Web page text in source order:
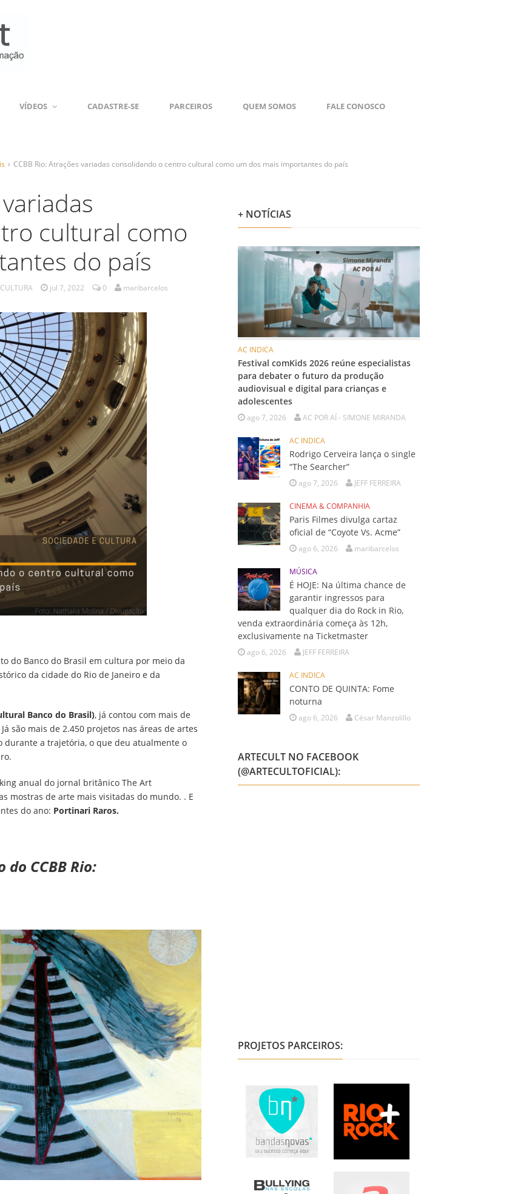
VÍDEOS CADASTRE-SE PARCEIROS QUEM SOMOS FALE CONOSCO
› CCBB Rio: Atrações variadas consolidando o centro cultural como um dos mais importantes do país
cultural como
do país
jul 7, 2022 0 maribarcelos
do Banco do Brasil em cultura por meio da
da cidade do Rio de Janeiro e da
Banco do Brasil), já contou com mais de
são mais de 2.450 projetos nas áreas de artes
durante a trajetória, o que deu atualmente o
anual do jornal britânico The Art
mostras de arte mais visitadas do mundo. . E
do ano: Portinari Raros.
CCBB Rio:
+ NOTÍCIAS
AC INDICA
Festival comKids 2026 reúne especialistas
para debater o futuro da produção
audiovisual e digital para crianças e
adolescentes
ago 7, 2026 AC POR AÍ - SIMONE MIRANDA
AC INDICA
Rodrigo Cerveira lança o single
“The Searcher”
ago 7, 2026 JEFF FERREIRA
CINEMA & COMPANHIA
Paris Filmes divulga cartaz
oficial de “Coyote Vs. Acme”
ago 6, 2026 maribarcelos
MÚSICA
É HOJE: Na última chance de
garantir ingressos para
qualquer dia do Rock in Rio,
venda extraordinária começa às 12h,
exclusivamente na Ticketmaster
ago 6, 2026 JEFF FERREIRA
AC INDICA
CONTO DE QUINTA: Fome
noturna
ago 6, 2026 César Manzolillo
ARTECULT NO FACEBOOK
(@ARTECULTOFICIAL):
PROJETOS PARCEIROS: